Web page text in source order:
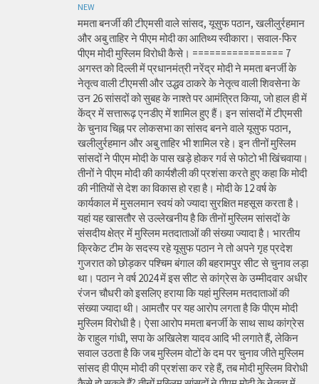
NEW
ममता बनर्जी की टीएमसी वाले सांसद, यूसुफ पठान, खलीलुर्रहमान
और अबु ताहिर ने पीएम मोदी का आतिथ्य स्वीकारा। सवाल-फिर
पीएम मोदी मुस्लिम विरोधी कैसे। ================ 7
अगस्त को दिल्ली में प्रधानमंत्री नरेंद्र मोदी ने ममता बनर्जी के
नेतृत्व वाली टीएमसी और उद्धव ठाकरे के नेतृत्व वाली शिवसेना के
उन 26 सांसदों को सुबह के नाश्ते पर आमंत्रित किया, जो हाल ही में
केंद्र में सत्तारूढ़ एनडीए में शामिल हुए हैं। इन सांसदों में टीएमसी
के चुनाव चिह्न पर लोकसभा का सांसद बनने वाले यूसुफ पठान,
खलीलुर्रहमान और अबु ताहिर भी शामिल रहे। इन तीनों मुस्लिम
सांसदों ने पीएम मोदी के पास खड़े होकर गर्व से फोटो भी खिंचवाया।
तीनों ने पीएम मोदी की कार्यशैली की प्रशंसा करते हुए कहा कि मोदी
की नीतियों से देश का विकास हो रहा है। मोदी के 12 वर्ष के
कार्यकाल में मुसलमान स्वयं को ज्यादा सुरक्षित महसूस करता है।
यहां यह खासतौर से उल्लेखनीय है कि तीनों मुस्लिम सांसदों के
संसदीय क्षेत्र में मुस्लिम मतदाताओं की संख्या ज्यादा है। भारतीय
क्रिकेट टीम के सदस्य रहे यूसुफ पठान ने तो अपने गृह प्रदेश
गुजरात को छोड़कर पश्चिम बंगाल की बहरामपुर सीट से चुनाव लड़ा
था। पठान ने वर्ष 2024 में इस सीट से कांग्रेस के उम्मीदवार अधीर
रंजन चौधरी को इसलिए हराया कि यहां मुस्लिम मतदाताओं की
संख्या ज्यादा थी। आमतौर पर यह आरोप लगता है कि पीएम मोदी
मुस्लिम विरोधी है। ऐसा आरोप ममता बनर्जी के साथ साथ कांग्रेस
के राहुल गांधी, सपा के अखिलेश यादव आदि भी लगाते हैं, लेकिन
सवाल उठता है कि जब मुस्लिम वोटों के दम पर चुनाव जीते मुस्लिम
सांसद ही पीएम मोदी की प्रशंसा कर रहे हैं, तब मोदी मुस्लिम विरोधी